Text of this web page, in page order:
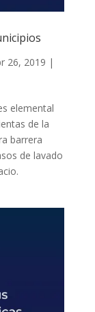
26, 2019 |
elemental
de la
barrera
de lavado